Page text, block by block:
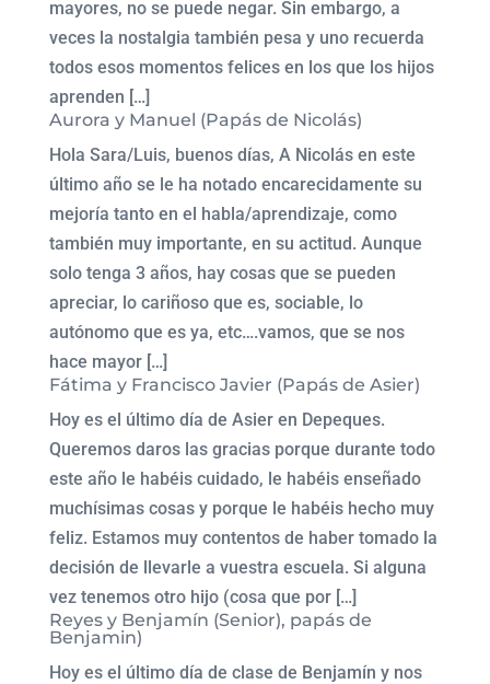
mayores, no se puede negar. Sin embargo, a
veces la nostalgia también pesa y uno recuerda
todos esos momentos felices en los que los hijos
aprenden […]
Aurora y Manuel (Papás de Nicolás)
Hola Sara/Luis, buenos días, A Nicolás en este
último año se le ha notado encarecidamente su
mejoría tanto en el habla/aprendizaje, como
también muy importante, en su actitud. Aunque
solo tenga 3 años, hay cosas que se pueden
apreciar, lo cariñoso que es, sociable, lo
autónomo que es ya, etc….vamos, que se nos
hace mayor […]
Fátima y Francisco Javier (Papás de Asier)
Hoy es el último día de Asier en Depeques.
Queremos daros las gracias porque durante todo
este año le habéis cuidado, le habéis enseñado
muchísimas cosas y porque le habéis hecho muy
feliz. Estamos muy contentos de haber tomado la
decisión de llevarle a vuestra escuela. Si alguna
vez tenemos otro hijo (cosa que por […]
Reyes y Benjamín (Senior), papás de
Benjamin)
Hoy es el último día de clase de Benjamín y nos